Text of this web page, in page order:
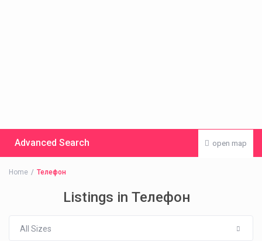
open map
Advanced Search
Home Телефон
Listings in Телефон
All Sizes